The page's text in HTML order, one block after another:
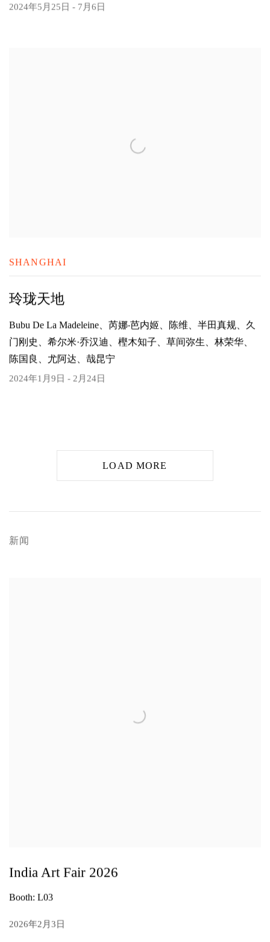
2024年5月25日 - 7月6日
玲珑天地
Bubu De La Madeleine、芮娜‧芭内姬、陈维、半田真规、久
门刚史、希尔米·乔汉迪、樫木知子、草间弥生、林荣华、
陈国良、尤阿达、哉昆宁
2024年1月9日 - 2月24日
SHANGHAI
LOAD MORE
新闻
India Art Fair 2026
Booth: L03
2026年2月3日